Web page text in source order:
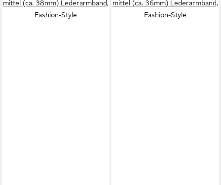
mittel (ca. 38mm) Lederarmband,
Fashion-Style
mittel (ca. 36mm) Lederarmband,
Fashion-Style